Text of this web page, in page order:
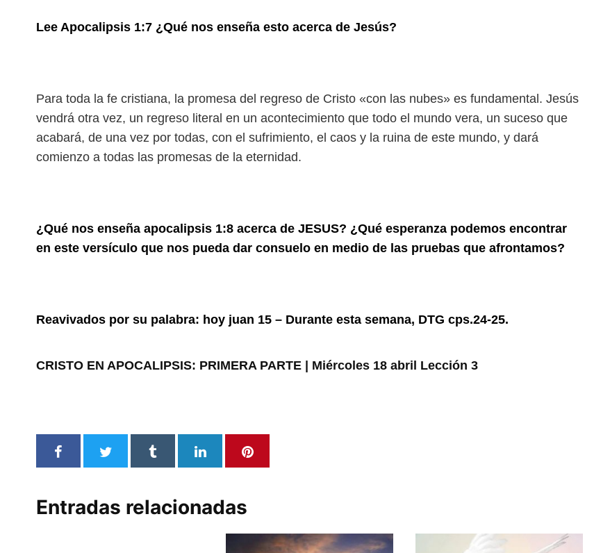
Lee Apocalipsis 1:7 ¿Qué nos enseña esto acerca de Jesús?
Para toda la fe cristiana, la promesa del regreso de Cristo «con las nubes» es fundamental. Jesús
vendrá otra vez, un regreso literal en un acontecimiento que todo el mundo vera, un suceso que
acabará, de una vez por todas, con el sufrimiento, el caos y la ruina de este mundo, y dará
comienzo a todas las promesas de la eternidad.
¿Qué nos enseña apocalipsis 1:8 acerca de JESUS? ¿Qué esperanza podemos encontrar
en este versículo que nos pueda dar consuelo en medio de las pruebas que afrontamos?
Reavivados por su palabra: hoy juan 15 – Durante esta semana, DTG cps.24-25.
CRISTO EN APOCALIPSIS: PRIMERA PARTE | Miércoles 18 abril Lección 3
Entradas relacionadas